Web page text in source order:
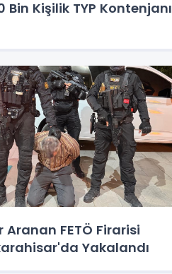
Bin Kişilik TYP Kontenjanı
Aranan FETÖ Firarisi
Yakalandı